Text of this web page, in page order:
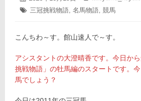
稿
年
10
日
稿
タ
三冠挑戦物語, 名馬物語, 競馬
こんちわ～す。館山速人で～す。
アシスタントの大澄晴香です。今日か
挑戦物語」の牡馬編のスタートです。
馬でしょう？